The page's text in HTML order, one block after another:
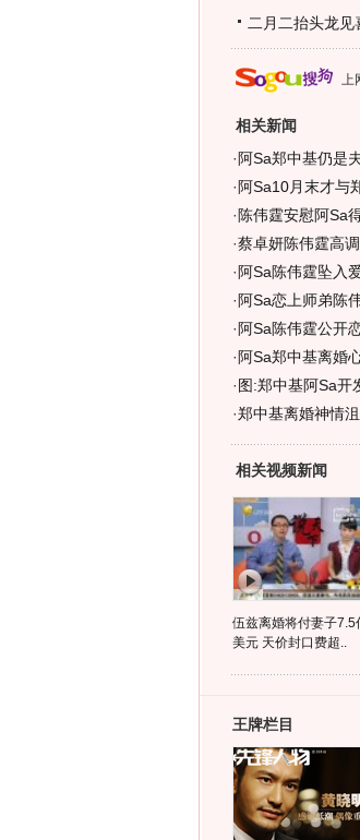
二月二抬头龙见
上
相关新闻
· 阿Sa郑中基仍是
· 阿Sa10月末才与
· 陈伟霆安慰阿Sa
·蔡卓妍陈伟霆高
· 阿Sa陈伟霆坠入
· 阿Sa恋上师弟陈
· 阿Sa陈伟霆公开
· 阿Sa郑中基离婚
· 图:郑中基阿Sa开
·郑中基离婚神情
相关视频新闻
伍兹离婚将付妻子7.5
美元 天价封口费超..
王牌栏目